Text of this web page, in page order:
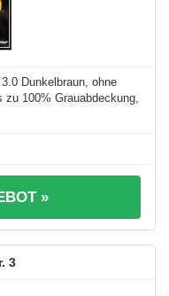
Dunkelbraun, ohne
100% Grauabdeckung,
»
3